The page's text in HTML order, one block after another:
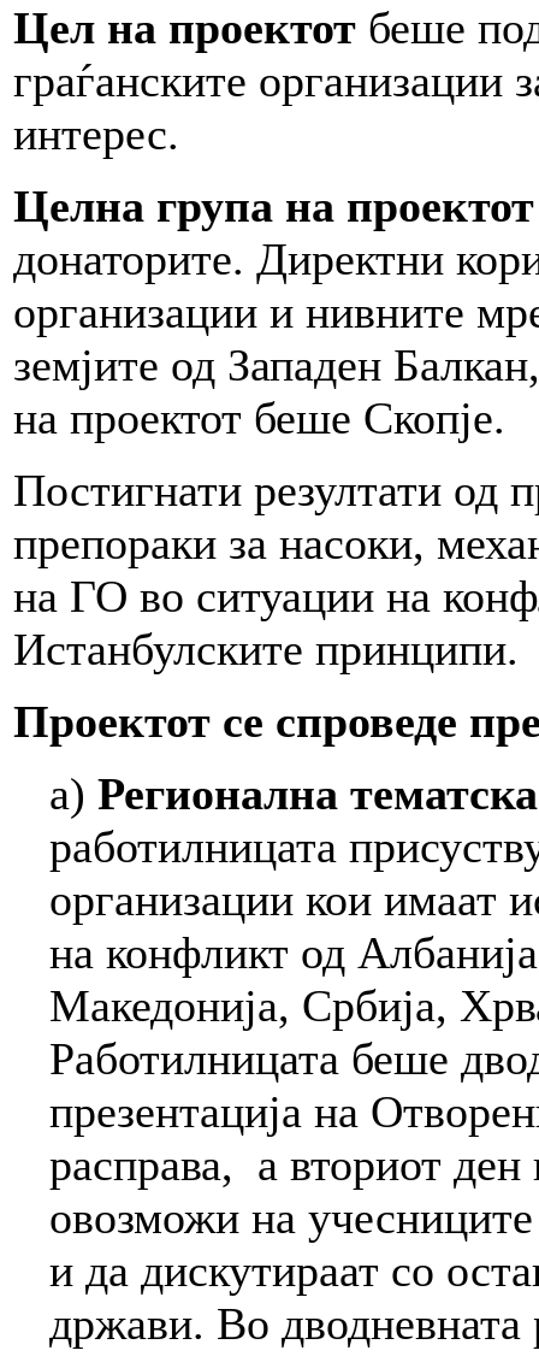
Цел на проектот беше
граѓанските организации
интерес.
Целна група на проектот
донаторите. Директни
организации и нивните
земјите од Западен
на проектот беше Скопје.
Постигнати резултати од
препораки за насоки,
на ГО во ситуации на
Истанбулските принципи.
Проектот се спроведе
а) Регионална
работилницата
организации кои имаат
на конфликт од
Македонија, Србија,
Работилницата беше
презентација на
расправа, а вториот
овозможи на учесниците
и да дискутираат со
држави. Во дводневната